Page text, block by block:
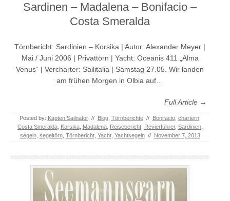
Sardinen – Madalena – Bonifacio –
Costa Smeralda
Törnbericht: Sardinien – Korsika | Autor: Alexander Meyer |
Mai / Juni 2006 | Privattörn | Yacht: Oceanis 411 „Alma
Venus“ | Vercharter: Sailitalia | Samstag 27.05. Wir landen
am frühen Morgen in Olbia auf…
Full Article →
Posted by: Käpten Sailnator // Blog, Törnberichte // Bonifacio, chartern,
Costa Smeralda, Korsika, Madalena, Reisebericht, Revierführer, Sardinien,
segeln, segeltörn, Törnbericht, Yacht, Yachtsegeln // November 7, 2013